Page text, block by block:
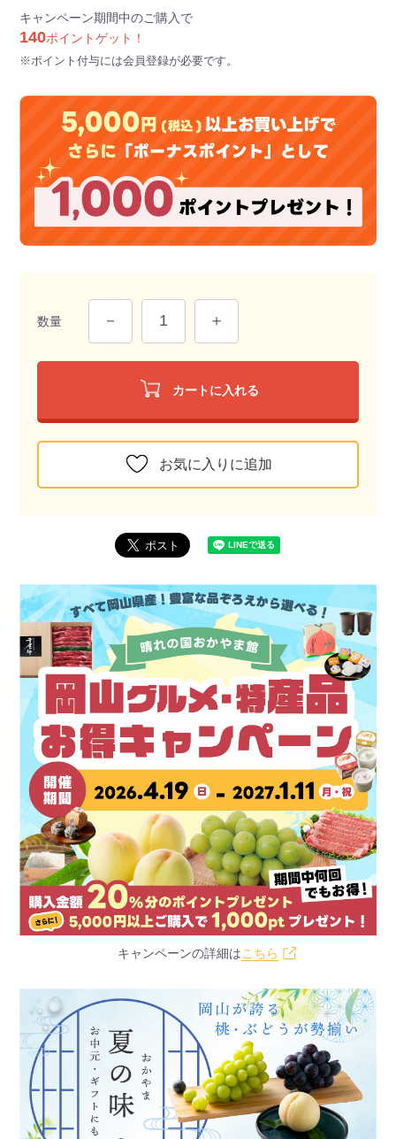
キャンペーン期間中のご購入で
140ポイントゲット！
※ポイント付与には会員登録が必要です。
数量
カートに入れる
お気に入りに追加
キャンペーンの詳細はこちら